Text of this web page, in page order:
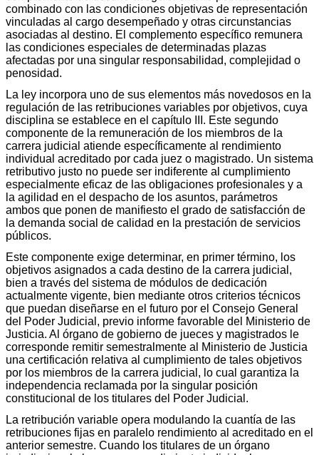
combinado con las condiciones objetivas de representación
vinculadas al cargo desempeñado y otras circunstancias
asociadas al destino. El complemento específico remunera
las condiciones especiales de determinadas plazas
afectadas por una singular responsabilidad, complejidad o
penosidad.
La ley incorpora uno de sus elementos más novedosos en la
regulación de las retribuciones variables por objetivos, cuya
disciplina se establece en el capítulo III. Este segundo
componente de la remuneración de los miembros de la
carrera judicial atiende específicamente al rendimiento
individual acreditado por cada juez o magistrado. Un sistema
retributivo justo no puede ser indiferente al cumplimiento
especialmente eficaz de las obligaciones profesionales y a
la agilidad en el despacho de los asuntos, parámetros
ambos que ponen de manifiesto el grado de satisfacción de
la demanda social de calidad en la prestación de servicios
públicos.
Este componente exige determinar, en primer término, los
objetivos asignados a cada destino de la carrera judicial,
bien a través del sistema de módulos de dedicación
actualmente vigente, bien mediante otros criterios técnicos
que puedan diseñarse en el futuro por el Consejo General
del Poder Judicial, previo informe favorable del Ministerio de
Justicia. Al órgano de gobierno de jueces y magistrados le
corresponde remitir semestralmente al Ministerio de Justicia
una certificación relativa al cumplimiento de tales objetivos
por los miembros de la carrera judicial, lo cual garantiza la
independencia reclamada por la singular posición
constitucional de los titulares del Poder Judicial.
La retribución variable opera modulando la cuantía de las
retribuciones fijas en paralelo rendimiento al acreditado en el
anterior semestre. Cuando los titulares de un órgano